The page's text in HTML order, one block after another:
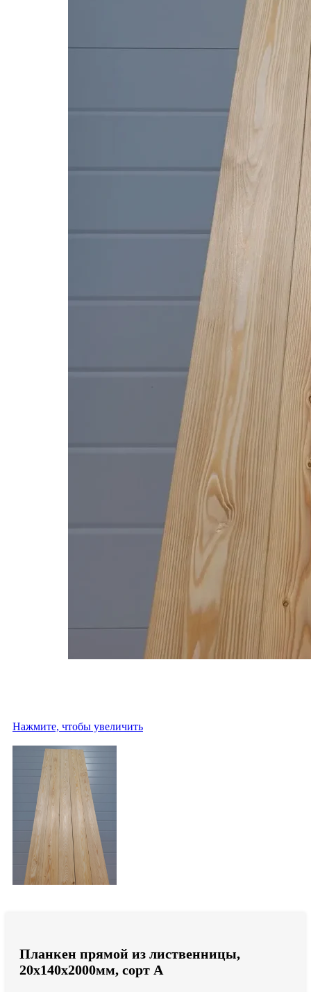
Нажмите, чтобы увеличить
Планкен прямой из лиственницы,
20x140x2000мм, сорт A